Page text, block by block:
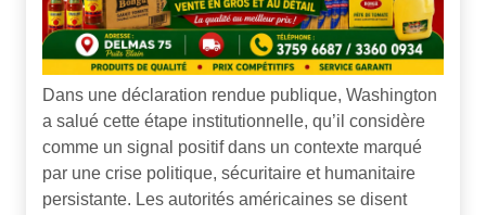
Dans une déclaration rendue publique, Washington
a salué cette étape institutionnelle, qu’il considère
comme un signal positif dans un contexte marqué
par une crise politique, sécuritaire et humanitaire
persistante. Les autorités américaines se disent